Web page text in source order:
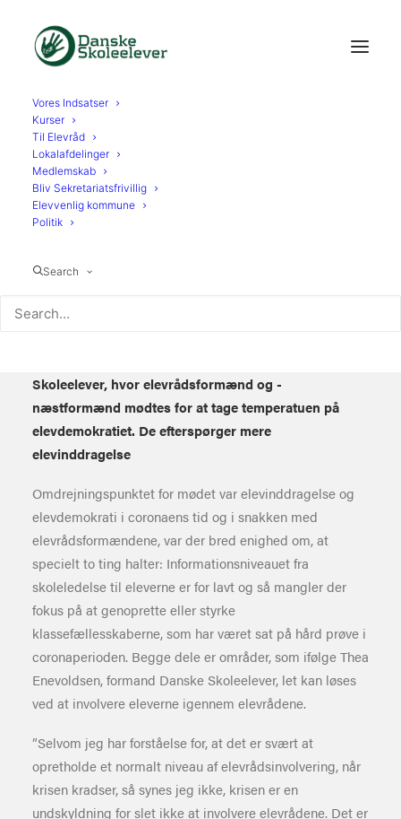
Vores Indsatser
Kurser
Til Elevråd
Lokalafdelinger
Medlemskab
Bliv Sekretariatsfrivillig
Elevvenlig kommune
Politik
Search
Elevrådsformænd:
Involver os i
Temperaturen er for lav og der er næsten ingen puls
Skoleelever, hvor elevrådsformænd og -
næstformænd mødtes for at tage temperatuen på
elevdemokratiet. De efterspørger mere
elevinddragelse
Omdrejningspunktet for mødet var elevinddragelse og
elevdemokrati i coronaens tid og i snakken med
elevrådsformændene, var der bred enighed om, at
specielt to ting halter: Informationsniveauet fra
skoleledelse til eleverne er for lavt og så mangler der
fokus på at genoprette eller styrke
klassefællesskaberne, som har været sat på hård prøve i
coronaperioden. Begge dele er områder, som ifølge Thea
Enevoldsen, formand Danske Skoleelever, let kan løses
ved at involvere eleverne igennem elevrådene.
”Selvom jeg har forståelse for, at det er svært at
opretholde et normalt niveau af elevrådsinvolvering, når
krisen kradser, så synes jeg ikke, krisen er en
undskyldning for slet ikke at involvere elevrådene. Det er